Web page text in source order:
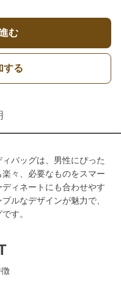
む
する
バッグは、男性にぴった
々、必要なものをスマー
ィネートにも合わせやす
ルなデザインが魅力で、
す。